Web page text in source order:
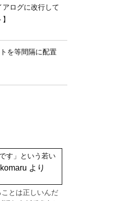
アログに改行して
を等間隔に配置
す」という若い
より
とは正しいんだ